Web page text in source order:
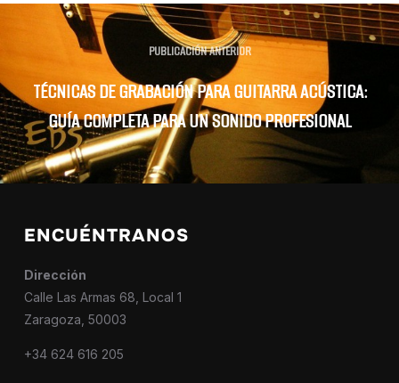
PUBLICACIÓN ANTERIOR
TÉCNICAS DE GRABACIÓN PARA GUITARRA ACÚSTICA:
GUÍA COMPLETA PARA UN SONIDO PROFESIONAL
ENCUÉNTRANOS
Dirección
Calle Las Armas 68, Local 1
Zaragoza, 50003
+34 624 616 205